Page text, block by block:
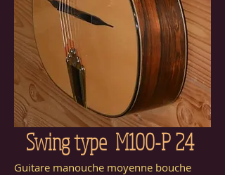
Swing type M100-P 24
Guitare manouche moyenne bouche